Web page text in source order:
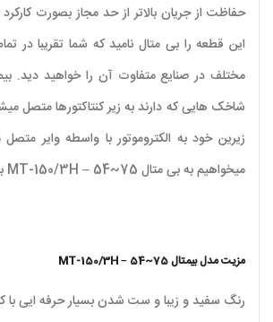
حفاظت از جریان بالاتر از حد مجاز بصورت
این قطعه را بی متال نامید که شما تقریبا در
مختلف در صنایع متفاوت آن را خواهید دید.
شاخک هایی که دارند به زیر کنتاکتورها متصل
زیرین خود به الکتروموتور با واسطه وایر
میخواهیم به بی متال MT-150/3H – 54~75 بیشتر بپردازیم.
مزیت مدل بیمتال MT-150/3H – 54~75
رنگ سفید و زیبا و ست شدن بسیار حرفه ایی با